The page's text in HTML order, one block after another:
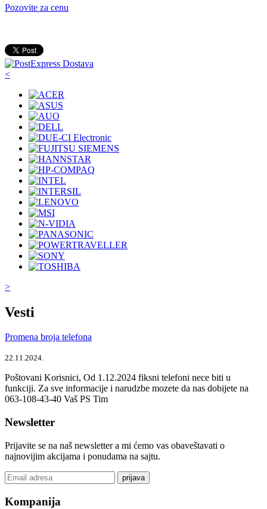
Pozovite za cenu
<
>
Vesti
Promena broja telefona
22.11.2024.
Poštovani Korisnici, Od 1.12.2024 fiksni telefoni nece biti u
funkciji. Za sve informacije i narudzbe mozete da nas dobijete na
063-108-43-40 Vaš PS Tim
Newsletter
Prijavite se na naš newsletter a mi ćemo vas obaveštavati o
najnovijim akcijama i ponudama na sajtu.
prijava
Kompanija